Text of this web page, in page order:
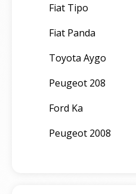
Fiat Tipo
Fiat Panda
Toyota Aygo
Peugeot 208
Ford Ka
Peugeot 2008